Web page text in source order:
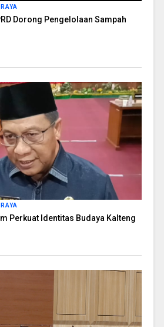
Dorong Pengelolaan Sampah
Perkuat Identitas Budaya Kalteng